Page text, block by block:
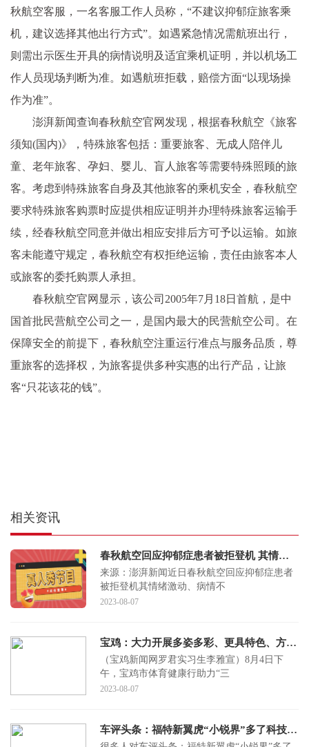
秋航空客服，一名客服工作人员称，“不建议抑郁症旅客乘
机，建议选择其他出行方式”。如遇紧急情况需航班出行，
则需出示医生开具的病情说明及适宜乘机证明，并以机场工
作人员现场判断为准。如遇航班拒载，赔偿方面“以现场操
作为准”。
澎湃新闻查询春秋航空官网发现，根据春秋航空《旅客
须知(国内)》，特殊旅客包括：重要旅客、无成人陪伴儿
童、老年旅客、孕妇、婴儿、盲人旅客等需要特殊照顾的旅
客。考虑到特殊旅客自身及其他旅客的乘机安全，春秋航空
要求特殊旅客购票时应提供相应证明并办理特殊旅客运输手
续，经春秋航空同意并做出相应安排后方可予以运输。如旅
客未能遵守规定，春秋航空有权拒绝运输，责任由旅客本人
或旅客的委托购票人承担。
春秋航空官网显示，该公司2005年7月18日首航，是中
国首批民营航空公司之一，是国内最大的民营航空公司。在
保障安全的前提下，春秋航空注重运行准点与服务品质，尊
重旅客的选择权，为旅客提供多种实惠的出行产品，让旅
客“只花该花的钱”。
相关资讯
春秋航空回应抑郁症患者被拒登机 其情绪激动 病情不明
来源：澎湃新闻近日春秋航空回应抑郁症患者
被拒登机其情绪激动、病情不
2023-08-07
宝鸡：大力开展多姿多彩、更具特色、方便群众的全民健身活动
（宝鸡新闻网罗君实习生李雅宣）8月4日下
午，宝鸡市体育健康行助力“三
2023-08-07
车评头条：福特新翼虎“小锐界”多了科技的标签